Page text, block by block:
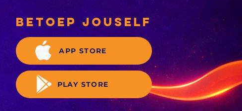
betoep jouself
APP STORE
PLAY STORE